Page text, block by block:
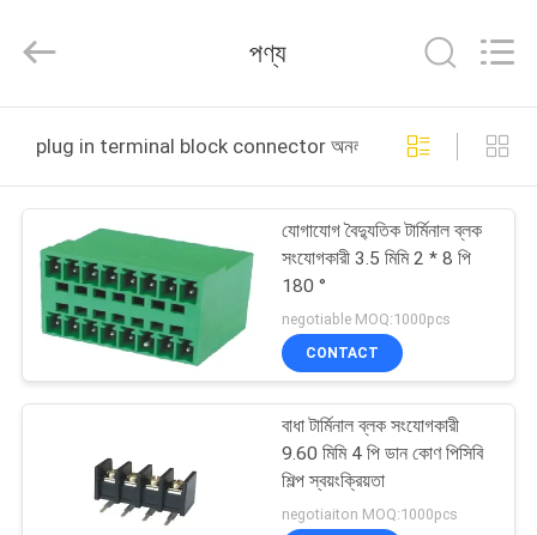
পণ্য
আমাদের
সম্পর্কে
কারখানা
Reserved.
পণ্য
plug in terminal block connector অনলাইন উত্পাদন
যোগাযোগ বৈদ্যুতিক টার্মিনাল ব্লক
সংযোগকারী 3.5 মিমি 2 * 8 পি
180 °
negotiable MOQ:1000pcs
CONTACT
বাধা টার্মিনাল ব্লক সংযোগকারী
9.60 মিমি 4 পি ডান কোণ পিসিবি
শিল্প স্বয়ংক্রিয়তা
negotiaiton MOQ:1000pcs